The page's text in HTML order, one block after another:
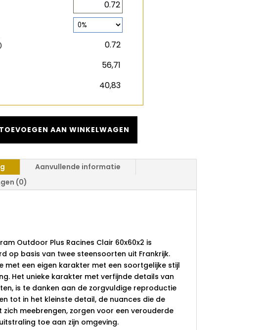
)
TOEVOEGEN AAN WINKELWAGEN
Aanvullende informatie
(0)
Outdoor Plus Racines Clair 60x60x2 is
op basis van twee steensoorten uit Frankrijk.
met een eigen karakter met een soortgelijke stijl
Het unieke karakter met verfijnde details van
is te danken aan de zorgvuldige reproductie
tot in het kleinste detail, de nuances die de
zich meebrengen, zorgen voor een verouderde
toe aan zijn omgeving.